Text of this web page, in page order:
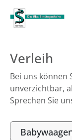
Verleih
Bei uns können
unverzichtbar,
Sprechen Sie